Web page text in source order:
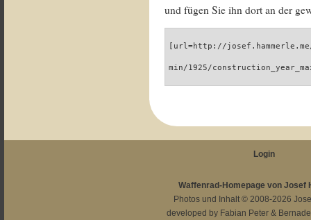
und fügen Sie ihn dort an der
[url=http://
min/1925/
Login
Waffenrad-Homepage von Josef
Photos und Inhalt © 2008-2026
developed by Fabian Peter &